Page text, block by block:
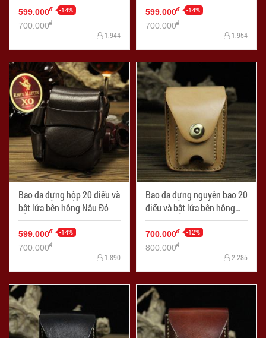
599.000đ -14%
700.000đ
1.944
599.000đ -14%
700.000đ
1.954
Bao da đựng hộp 20 điếu và
bật lửa bên hông Nâu Đỏ
599.000đ -14%
700.000đ
1.890
Bao da đựng nguyên bao 20
điếu và bật lửa bên hông
Màu Da
700.000đ -12%
800.000đ
2.285